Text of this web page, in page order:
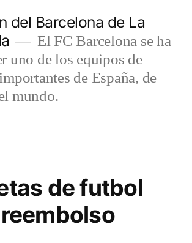
del Barcelona de La
El FC Barcelona se ha
uno de los equipos de
de España, de
mundo.
de futbol